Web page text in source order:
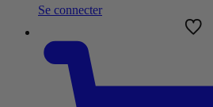
Se connecter